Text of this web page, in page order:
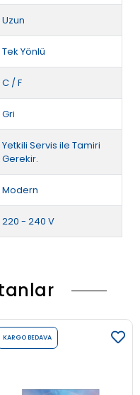
Uzun
Tek Yönlü
C / F
Gri
Yetkili Servis ile Tamiri
Gerekir.
Modern
220 - 240 V
KARGO BEDAVA